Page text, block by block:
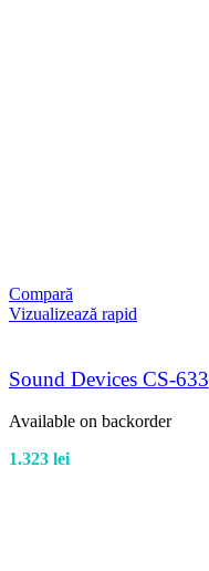
Compară
Vizualizează rapid
Sound Devices CS-633
Available on backorder
1.323 lei